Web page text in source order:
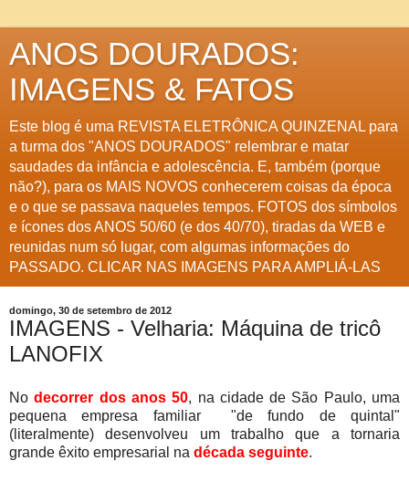
ANOS DOURADOS:
IMAGENS & FATOS
Este blog é uma REVISTA ELETRÔNICA QUINZENAL para
a turma dos "ANOS DOURADOS" relembrar e matar
saudades da infância e adolescência. E, também (porque
não?), para os MAIS NOVOS conhecerem coisas da época
e o que se passava naqueles tempos. FOTOS dos símbolos
e ícones dos ANOS 50/60 (e dos 40/70), tiradas da WEB e
reunidas num só lugar, com algumas informações do
PASSADO. CLICAR NAS IMAGENS PARA AMPLIÁ-LAS
domingo, 30 de setembro de 2012
IMAGENS - Velharia: Máquina de tricô
LANOFIX
Nodecorrer dos anos 50, na cidade de São Paulo, uma
pequena empresa familiar "de fundo de quintal"
(literalmente) desenvolveu um trabalho que a tornaria
grande êxito empresarial na década seguinte.